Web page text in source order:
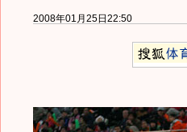
2008年01月25日22:50